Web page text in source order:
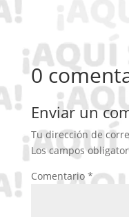
0
Enviar un
Tu dirección de
Los campos
Comentario *